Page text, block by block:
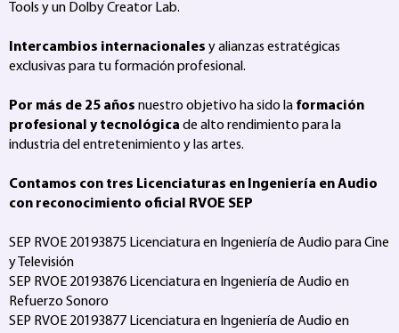
Tools y un Dolby Creator Lab.
Intercambios internacionales y alianzas estratégicas
exclusivas para tu formación profesional.
Por más de 25 años nuestro objetivo ha sido la formación
profesional y tecnológica de alto rendimiento para la
industria del entretenimiento y las artes.
Contamos con tres Licenciaturas en Ingeniería en Audio
con reconocimiento oficial RVOE SEP
SEP RVOE 20193875 Licenciatura en Ingeniería de Audio para Cine
y Televisión
SEP RVOE 20193876 Licenciatura en Ingeniería de Audio en
Refuerzo Sonoro
SEP RVOE 20193877 Licenciatura en Ingeniería de Audio en